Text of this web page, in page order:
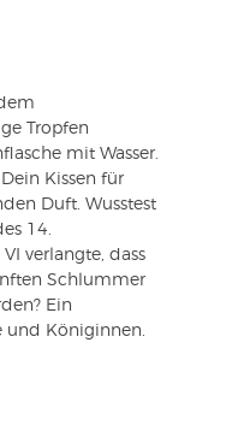
Tropfen
mit Wasser.
Kissen für
Duft. Wusstest
14.
verlangte, dass
Schlummer
Ein
und Königinnen.